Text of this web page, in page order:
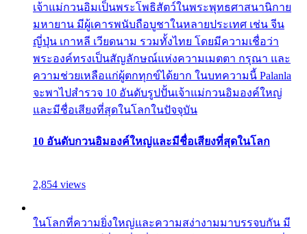
เจ้าแม่กวนอิมเป็นพระโพธิสัตว์ในพระพุทธศาสนานิกาย
มหายาน มีผู้เคารพนับถือบูชาในหลายประเทศ เช่น จีน
ญี่ปุ่น เกาหลี เวียดนาม รวมทั้งไทย โดยมีความเชื่อว่า
พระองค์ทรงเป็นสัญลักษณ์แห่งความเมตตา กรุณา และ
ความช่วยเหลือแก่ผู้ตกทุกข์ได้ยาก ในบทความนี้ Palanla
จะพาไปสำรวจ 10 อันดับรูปปั้นเจ้าแม่กวนอิมองค์ใหญ่
และมีชื่อเสียงที่สุดในโลกในปัจจุบัน
10 อันดับกวนอิมองค์ใหญ่และมีชื่อเสียงที่สุดในโลก
2,854 views
ในโลกที่ความยิ่งใหญ่และความสง่างามมาบรรจบกัน มี